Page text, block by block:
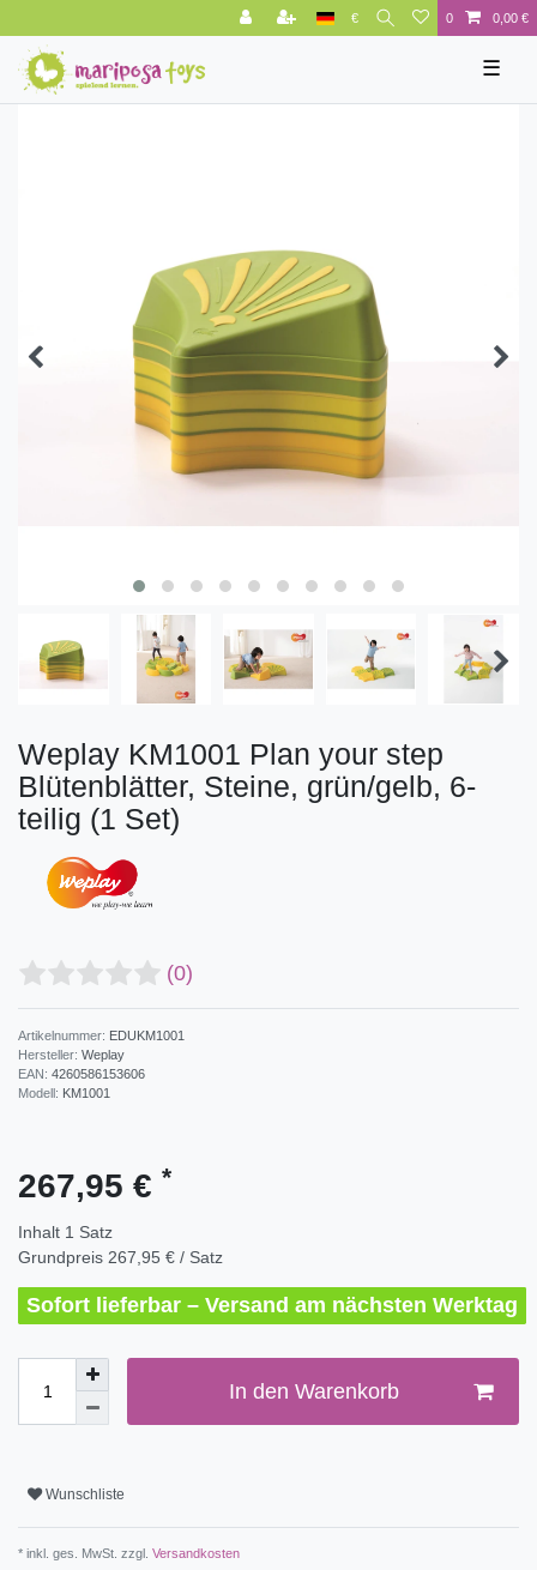
€ 0 0,00 €
☰
Weplay KM1001 Plan your step
Blütenblätter, Steine, grün/gelb, 6-
teilig (1 Set)
(0)
Artikelnummer: EDUKM1001
Hersteller: Weplay
EAN: 4260586153606
Modell: KM1001
267,95 € *
Inhalt 1 Satz
Grundpreis 267,95 € / Satz
Sofort lieferbar – Versand am nächsten Werktag
In den Warenkorb
Wunschliste
* inkl. ges. MwSt. zzgl. Versandkosten